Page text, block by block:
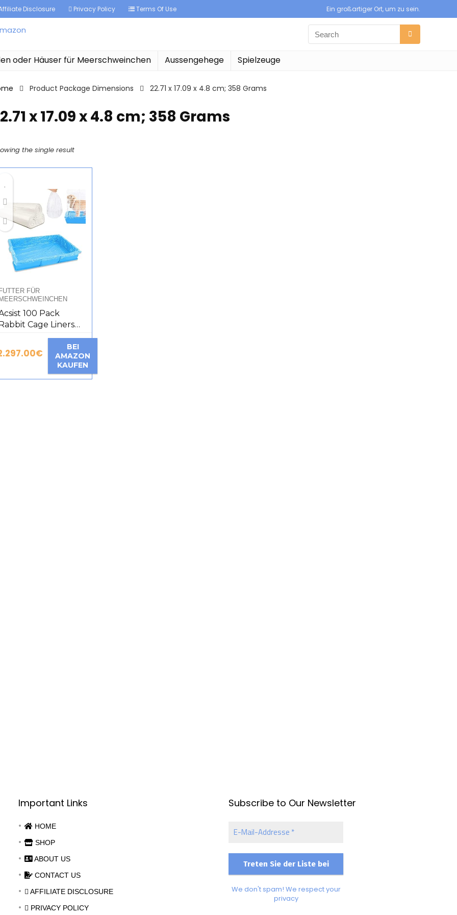
Disclosure Privacy Policy Terms Of Use Ein großartiger Ort, um zu sein.
oder Häuser für Meerschweinchen Aussengehege Spielzeuge
Product Package Dimensions ‎22.71 x 17.09 x 4.8 cm; 358 Grams
x 17.09 x 4.8 cm; 358 Grams
the single result
FÜR
100 Pack
Cage Liners
Clear
Small Animal
Hamster Rat
29.5 x 21.6
€
BEI
AMAZON
KAUFEN
Important Links
HOME
SHOP
ABOUT US
CONTACT US
AFFILIATE DISCLOSURE
PRIVACY POLICY
Subscribe to Our Newsletter
Mail-
*
We don't spam! We respect your
privacy